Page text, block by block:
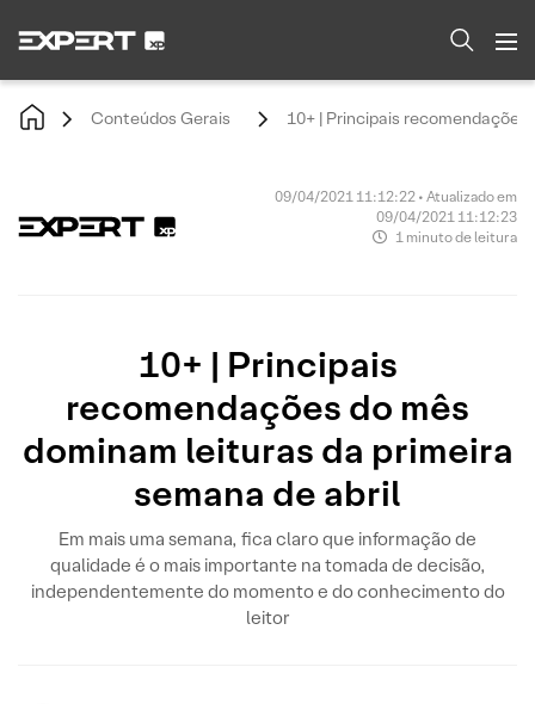
Conteúdos Gerais 10+ | Principais
09/04/2021 11:12:22 • Atualizado em
09/04/2021 11:12:23
1 minuto de leitura
10+ | Principais
recomendações do mês
dominam leituras da primeira
semana de abril
Em mais uma semana, fica claro que informação de
qualidade é o mais importante na tomada de decisão,
independentemente do momento e do conhecimento do
leitor